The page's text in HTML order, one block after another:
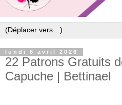
lundi 6 avril 2026
22 Patrons Gratuits
Capuche | Bettinael